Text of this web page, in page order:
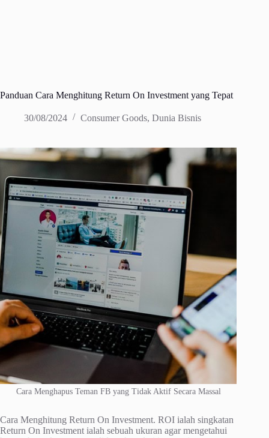
Panduan Cara Menghitung Return On Investment yang Tepat
30/08/2024 Consumer Goods, Dunia Bisnis
Cara Menghapus Teman FB yang Tidak Aktif Secara Massal
Cara Menghitung Return On Investment. ROI ialah singkatan
Return On Investment ialah sebuah ukuran agar mengetahui